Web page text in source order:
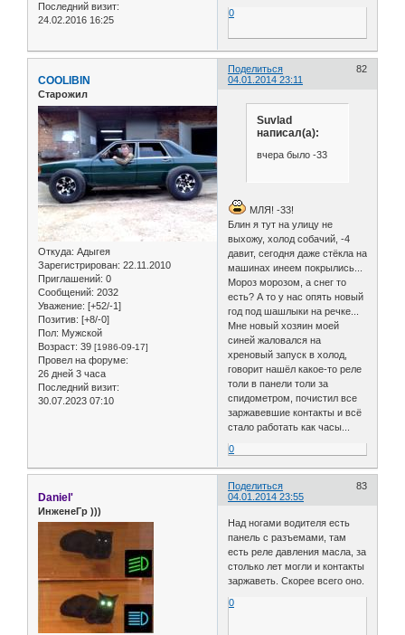
Последний визит:
24.02.2016 16:25
0
Поделиться
82
04.01.2014 23:11
COOLIBIN
Старожил
Откуда: Адыгея
Зарегистрирован: 22.11.2010
Приглашений: 0
Сообщений: 2032
Уважение: [+52/-1]
Позитив: [+8/-0]
Пол: Мужской
Возраст: 39 [1986-09-17]
Провел на форуме:
26 дней 3 часа
Последний визит:
30.07.2023 07:10
Suvlad
написал(а):
вчера было -33
МЛЯ! -33!
Блин я тут на улицу не
выхожу, холод собачий, -4
давит, сегодня даже стёкла на
машинах инеем покрылись...
Мороз морозом, а снег то
есть? А то у нас опять новый
год под шашлыки на речке...
Мне новый хозяин моей
синей жаловался на
хреновый запуск в холод,
говорит нашёл какое-то реле
толи в панели толи за
спидометром, почистил все
заржавевшие контакты и всё
стало работать как часы...
0
Поделиться
83
04.01.2014 23:55
Daniel'
ИнженеГр )))
Над ногами водителя есть
панель с разъемами, там
есть реле давления масла, за
столько лет могли и контакты
заржаветь. Скорее всего оно.
0